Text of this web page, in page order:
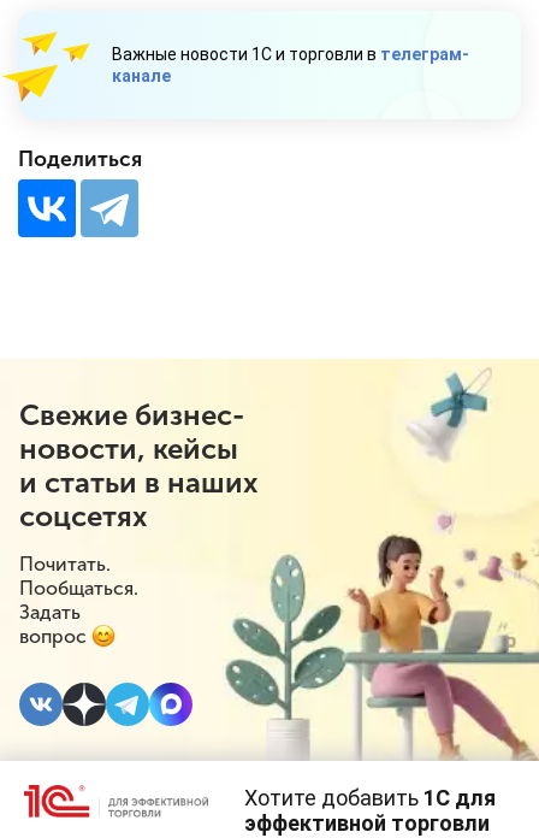
Важные новости 1С и торговли в телеграм-
канале
Поделиться
Свежие бизнес-
новости, кейсы
и статьи в наших
соцсетях
Почитать.
Пообщаться.
Задать
вопрос
12 АВГУСТА 2020 #⁣Решения 1С #⁣Новое в 1С
Хотите добавить 1С для
эффективной торговли